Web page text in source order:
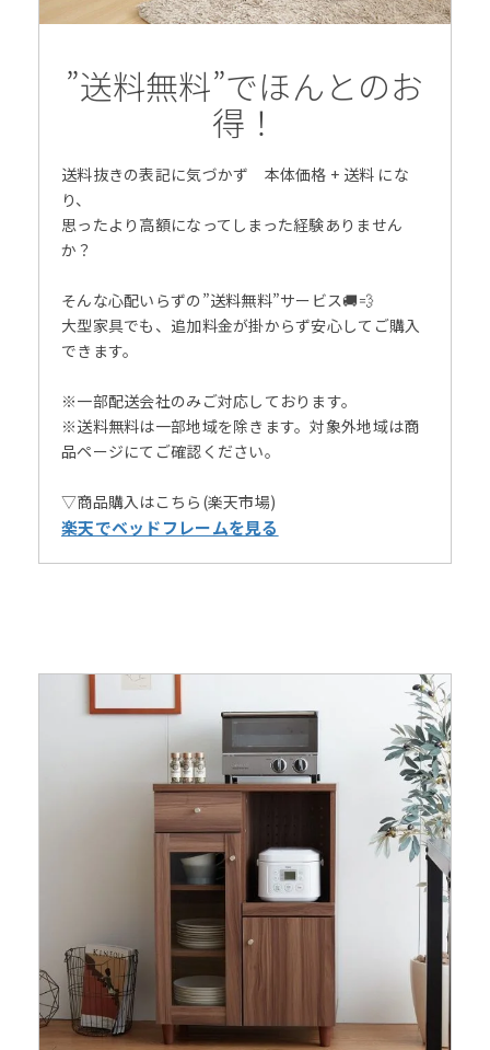
”送料無料”でほんとのお
得！
送料抜きの表記に気づかず 本体価格 + 送料 にな
り、
思ったより高額になってしまった経験ありません
か？
そんな心配いらずの”送料無料”サービス🚚💨
大型家具でも、追加料金が掛からず安心してご購入
できます。
※一部配送会社のみご対応しております。
※送料無料は一部地域を除きます。対象外地域は商
品ページにてご確認ください。
▽商品購入はこちら(楽天市場)
楽天でベッドフレームを見る